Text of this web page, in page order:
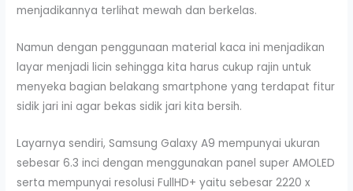
menjadikannya terlihat mewah dan berkelas.
Namun dengan penggunaan material kaca ini menjadikan
layar menjadi licin sehingga kita harus cukup rajin untuk
menyeka bagian belakang smartphone yang terdapat fitur
sidik jari ini agar bekas sidik jari kita bersih.
Layarnya sendiri, Samsung Galaxy A9 mempunyai ukuran
sebesar 6.3 inci dengan menggunakan panel super AMOLED
serta mempunyai resolusi FullHD+ yaitu sebesar 2220 x